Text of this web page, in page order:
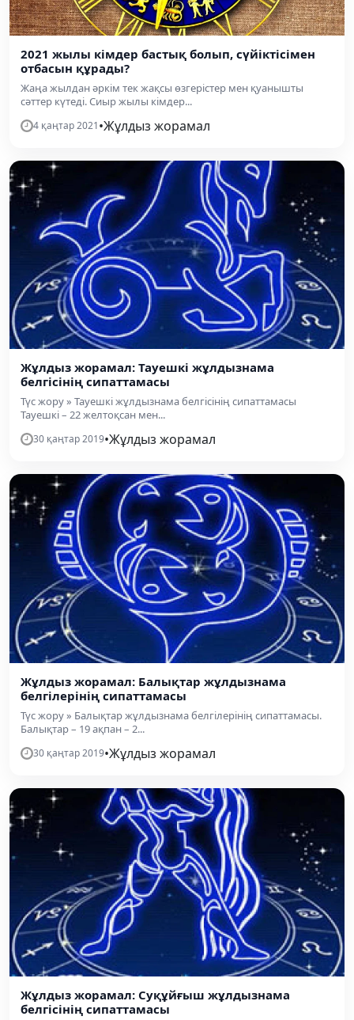
2021 жылы кімдер бастық болып, сүйіктісімен
отбасын құрады?
Жаңа жылдан әркім тек жақсы өзгерістер мен қуанышты
сәттер күтеді. Сиыр жылы кімдер...
4 қаңтар 2021•Жұлдыз жорамал
Жұлдыз жорамал: Тауешкі жұлдызнама
белгісінің сипаттамасы
Түс жору » Тауешкі жұлдызнама белгісінің сипаттамасы
Тауешкі – 22 желтоқсан мен...
30 қаңтар 2019•Жұлдыз жорамал
Жұлдыз жорамал: Балықтар жұлдызнама
белгілерінің сипаттамасы
Түс жору » Балықтар жұлдызнама белгілерінің сипаттамасы.
Балықтар – 19 ақпан – 2...
30 қаңтар 2019•Жұлдыз жорамал
Жұлдыз жорамал: Суқұйғыш жұлдызнама
белгісінің сипаттамасы